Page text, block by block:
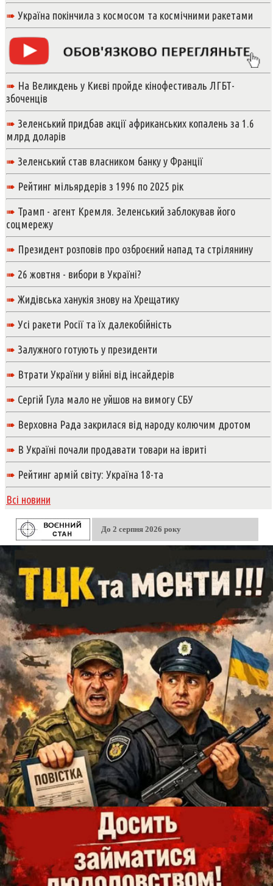
➠ Україна покінчила з космосом та космічними ракетами
➠ На Великдень у Києві пройде кінофестиваль ЛГБТ-
збоченців
➠ Зеленський придбав акції африканських копалень за 1.6
млрд доларів
➠ Зеленський став власником банку у Франції
➠ Рейтинг мільярдерів з 1996 по 2025 рік
➠ Трамп - агент Кремля. Зеленський заблокував його
соцмережу
➠ Президент розповів про озброєний напад та стрілянину
➠ 26 жовтня - вибори в Україні?
➠ Жидівська ханукія знову на Хрещатику
➠ Усі ракети Росії та їх далекобійність
➠ Залужного готують у президенти
➠ Втрати України у війні від інсайдерів
➠ Сергій Гула мало не уйшов на вимогу СБУ
➠ Верховна Рада закрилася від народу колючим дротом
➠ В Україні почали продавати товари на івриті
➠ Рейтинг армій світу: Україна 18-та
Всі новини
До 2 серпня 2026 року